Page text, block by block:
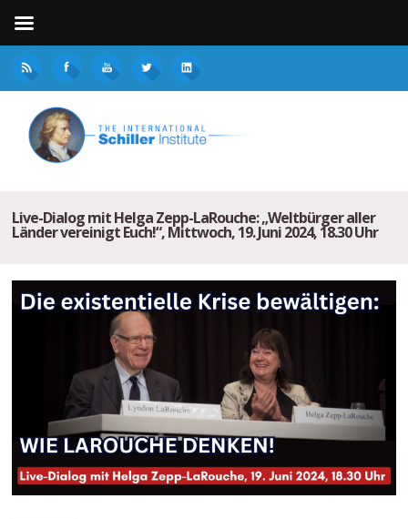
Live-Dialog mit Helga Zepp-LaRouche: „Weltbürger aller
Länder vereinigt Euch!“, Mittwoch, 19. Juni 2024, 18.30 Uhr